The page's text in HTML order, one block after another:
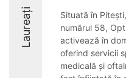
Laureați
Situată în
numărul 58,
activează în
oferind servicii
medicală și